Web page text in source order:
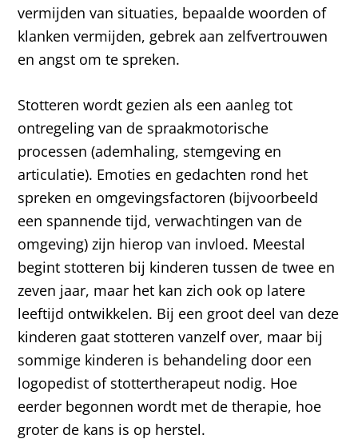
vermijden van situaties, bepaalde woorden of
klanken vermijden, gebrek aan zelfvertrouwen
en angst om te spreken.
Stotteren wordt gezien als een aanleg tot
ontregeling van de spraakmotorische
processen (ademhaling, stemgeving en
articulatie). Emoties en gedachten rond het
spreken en omgevingsfactoren (bijvoorbeeld
een spannende tijd, verwachtingen van de
omgeving) zijn hierop van invloed. Meestal
begint stotteren bij kinderen tussen de twee en
zeven jaar, maar het kan zich ook op latere
leeftijd ontwikkelen. Bij een groot deel van deze
kinderen gaat stotteren vanzelf over, maar bij
sommige kinderen is behandeling door een
logopedist of stottertherapeut nodig. Hoe
eerder begonnen wordt met de therapie, hoe
groter de kans is op herstel.